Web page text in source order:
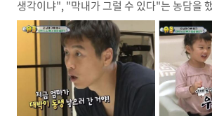
생각이냐", "막내가 그럴 수 있다"는 농담을